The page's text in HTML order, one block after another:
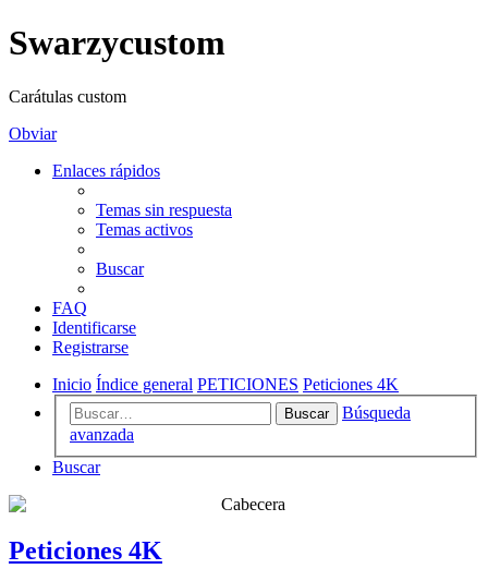
Swarzycustom
Carátulas custom
Obviar
Enlaces rápidos
Temas sin respuesta
Temas activos
Buscar
FAQ
Identificarse
Registrarse
Inicio Índice general PETICIONES Peticiones 4K
Buscar
Búsqueda
avanzada
Buscar
Peticiones 4K